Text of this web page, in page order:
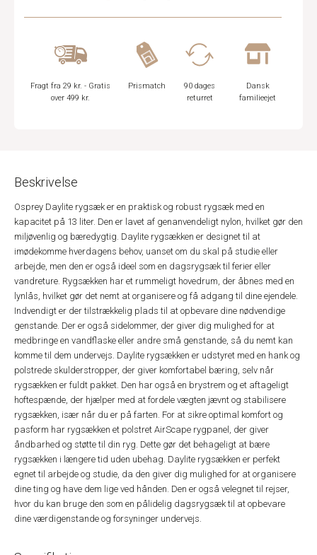
Fragt fra 29 kr. - Gratis
over 499 kr.
Prismatch
90 dages
returret
Dansk
familieejet
Beskrivelse
Osprey Daylite rygsæk er en praktisk og robust rygsæk med en
kapacitet på 13 liter. Den er lavet af genanvendeligt nylon, hvilket gør den
miljøvenlig og bæredygtig. Daylite rygsækken er designet til at
imødekomme hverdagens behov, uanset om du skal på studie eller
arbejde, men den er også ideel som en dagsrygsæk til ferier eller
vandreture. Rygsækken har et rummeligt hovedrum, der åbnes med en
lynlås, hvilket gør det nemt at organisere og få adgang til dine ejendele.
Indvendigt er der tilstrækkelig plads til at opbevare dine nødvendige
genstande. Der er også sidelommer, der giver dig mulighed for at
medbringe en vandflaske eller andre små genstande, så du nemt kan
komme til dem undervejs. Daylite rygsækken er udstyret med en hank og
polstrede skulderstropper, der giver komfortabel bæring, selv når
rygsækken er fuldt pakket. Den har også en brystrem og et aftageligt
hoftespænde, der hjælper med at fordele vægten jævnt og stabilisere
rygsækken, især når du er på farten. For at sikre optimal komfort og
pasform har rygsækken et polstret AirScape rygpanel, der giver
åndbarhed og støtte til din ryg. Dette gør det behageligt at bære
rygsækken i længere tid uden ubehag. Daylite rygsækken er perfekt
egnet til arbejde og studie, da den giver dig mulighed for at organisere
dine ting og have dem lige ved hånden. Den er også velegnet til rejser,
hvor du kan bruge den som en pålidelig dagsrygsæk til at opbevare
dine værdigenstande og forsyninger undervejs.